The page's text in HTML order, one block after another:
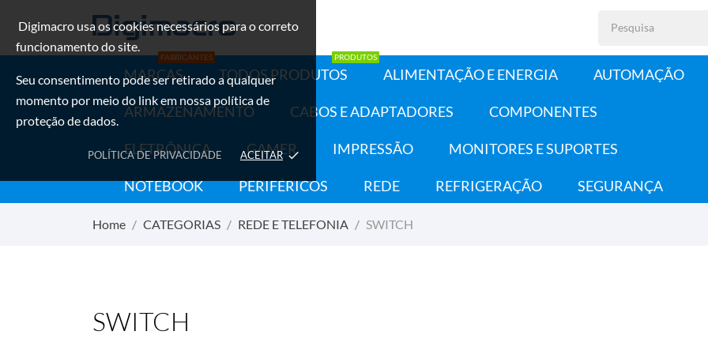
Digimacro usa os cookies necessários para o correto
funcionamento do site.
Seu consentimento pode ser retirado a qualquer
momento por meio do link em nossa política de
proteção de dados.
POLÍTICA DE PRIVACIDADE ACEITAR done
MARCAS
FABRICANTES
TODOS PRODUTOS
PRODUTOS
ALIMENTAÇÃO E ENERGIA AUTOMAÇÃO
ARMAZENAMENTO CABOS E ADAPTADORES COMPONENTES
ELETRÔNICA GAMER IMPRESSÃO MONITORES E SUPORTES
NOTEBOOK PERIFÉRICOS REDE REFRIGERAÇÃO SEGURANÇA
Home CATEGORIAS REDE E TELEFONIA SWITCH
SWITCH